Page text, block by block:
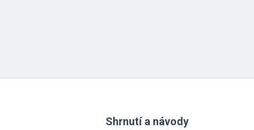
Shrnutí a návody